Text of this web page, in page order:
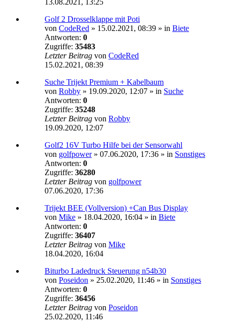
13.08.2021, 13:25
Golf 2 Drosselklappe mit Poti
von CodeRed » 15.02.2021, 08:39 » in Biete
Antworten: 0
Zugriffe: 35483
Letzter Beitrag von CodeRed
15.02.2021, 08:39
Suche Trijekt Premium + Kabelbaum
von Robby » 19.09.2020, 12:07 » in Suche
Antworten: 0
Zugriffe: 35248
Letzter Beitrag von Robby
19.09.2020, 12:07
Golf2 16V Turbo Hilfe bei der Sensorwahl
von golfpower» 07.06.2020, 17:36 » in Sonstiges
Antworten: 0
Zugriffe: 36280
Letzter Beitrag von golfpower
07.06.2020, 17:36
Trijekt BEE (Vollversion) +Can Bus Display
von Mike » 18.04.2020, 16:04 » in Biete
Antworten: 0
Zugriffe: 36407
Letzter Beitrag von Mike
18.04.2020, 16:04
Biturbo Ladedruck Steuerung n54b30
von Poseidon » 25.02.2020, 11:46 » in Sonstiges
Antworten: 0
Zugriffe: 36456
Letzter Beitrag von Poseidon
25.02.2020, 11:46